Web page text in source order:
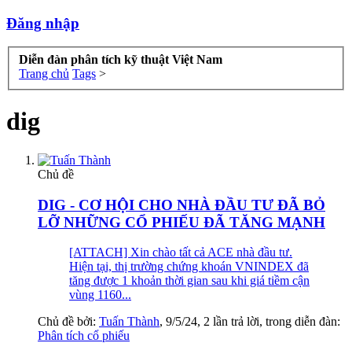
Đăng nhập
Diễn đàn phân tích kỹ thuật Việt Nam
Trang chủ Tags >
dig
Chủ đề
DIG - CƠ HỘI CHO NHÀ ĐẦU TƯ ĐÃ BỎ
LỠ NHỮNG CỔ PHIẾU ĐÃ TĂNG MẠNH
[ATTACH] Xin chào tất cả ACE nhà đầu tư.
Hiện tại, thị trường chứng khoán VNINDEX đã
tăng được 1 khoản thời gian sau khi giá tiềm cận
vùng 1160...
Chủ đề bởi: Tuấn Thành, 9/5/24, 2 lần trả lời, trong diễn đàn:
Phân tích cổ phiếu